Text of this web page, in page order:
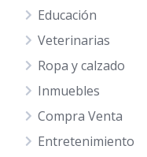
Educación
Veterinarias
Ropa y calzado
Inmuebles
Compra Venta
Entretenimiento